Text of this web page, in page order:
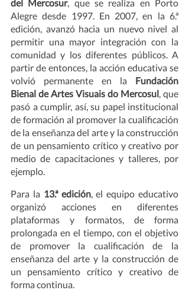
del Mercosur, que se realiza en Porto
Alegre desde 1997. En 2007, en la 6.ª
edición, avanzó hacia un nuevo nivel al
permitir una mayor integración con la
comunidad y los diferentes públicos. A
partir de entonces, la acción educativa se
volvió permanente en la Fundación
Bienal de Artes Visuais do Mercosul , que
pasó a cumplir, así, su papel institucional
de formación al promover la cualificación
de la enseñanza del arte y la construcción
de un pensamiento crítico y creativo por
medio de capacitaciones y talleres, por
ejemplo.
Para la 13.ª edición, el equipo educativo
organizó acciones en diferentes
plataformas y formatos, de forma
prolongada en el tiempo, con el objetivo
de promover la cualificación de la
enseñanza del arte y la construcción de
un pensamiento crítico y creativo de
forma continua.